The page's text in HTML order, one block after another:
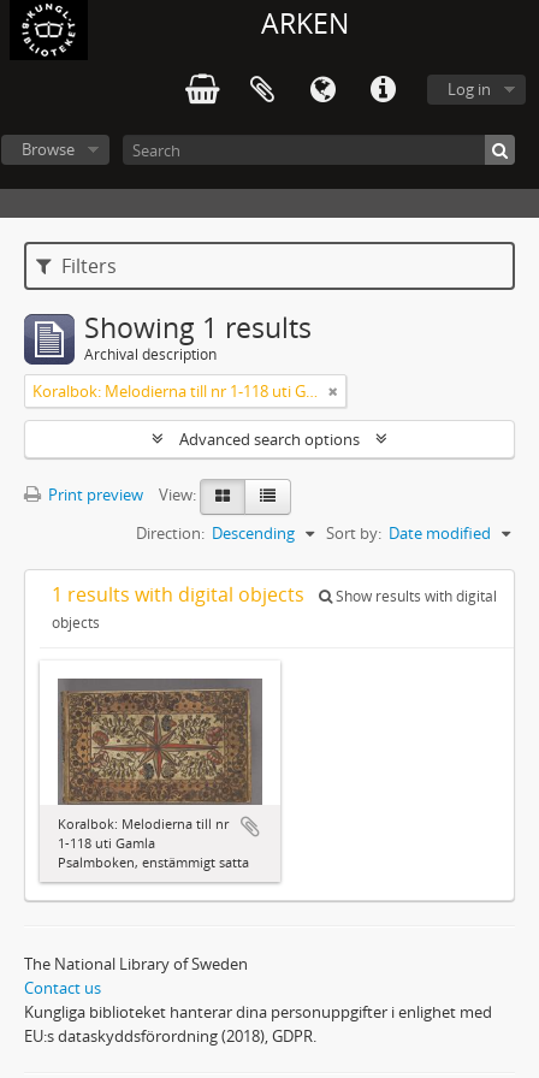
ARKEN
Log in
Browse
Filters
Showing 1 results
Archival description
Koralbok: Melodierna till nr 1-118 uti Gamla Psalmboken, enstämmigt satta
Advanced search options
Print preview
View:
Sort by: Date modified
Direction: Descending
1 results with digital objects
Show results with digital
objects
Koralbok: Melodierna till nr
1-118 uti Gamla
Psalmboken, enstämmigt satta
The National Library of Sweden
Contact us
Kungliga biblioteket hanterar dina personuppgifter i enlighet med
EU:s dataskyddsförordning (2018), GDPR.